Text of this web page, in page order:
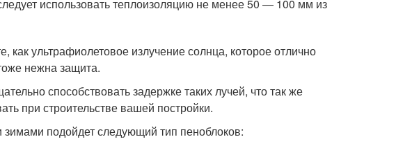
использовать теплоизоляцию не менее 50 — 100 мм из
ультрафиолетовое излучение солнца, которое отлично
нежна защита.
способствовать задержке таких лучей, что так же
при строительстве вашей постройки.
подойдет следующий тип пеноблоков: